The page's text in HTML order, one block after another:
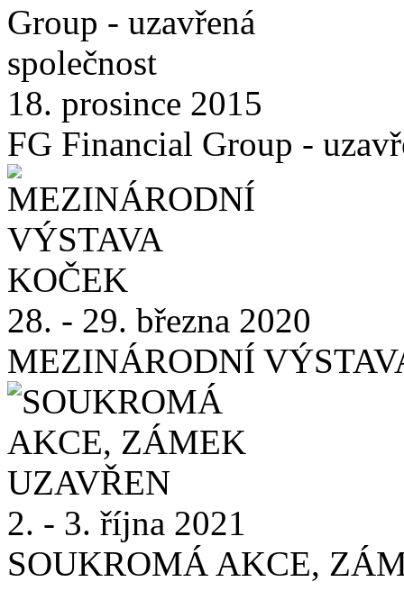
18. prosince 2015
FG Financial Group -
28. - 29. března 2020
MEZINÁRODNÍ
2. - 3. října 2021
SOUKROMÁ AKCE,